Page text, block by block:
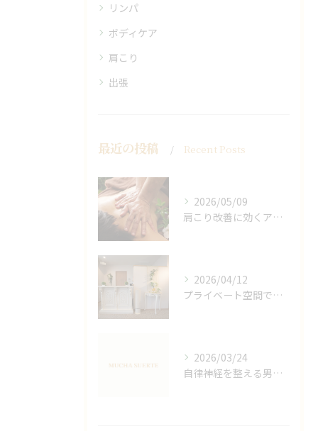
リンパ
ボディケア
肩こり
出張
最近の投稿 Recent Posts
2026/05/09
肩こり改善に効くアロマリンパの手技と効果
2026/04/12
プライベート空間で極上アロマリンパケアの効果
2026/03/24
自律神経を整える男性オイルマッサージ